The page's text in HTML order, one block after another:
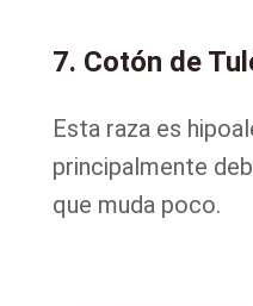
7. Cotón de
Esta raza es
principalmente
que muda poco.